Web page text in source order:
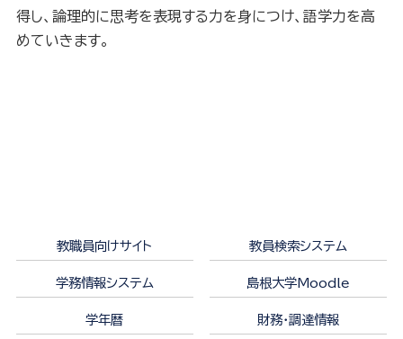
得し、論理的に思考を表現する力を身につけ、語学力を高
めていきます。
教職員向けサイト 教員検索システム
学務情報システム 島根大学Moodle
学年暦 財務・調達情報